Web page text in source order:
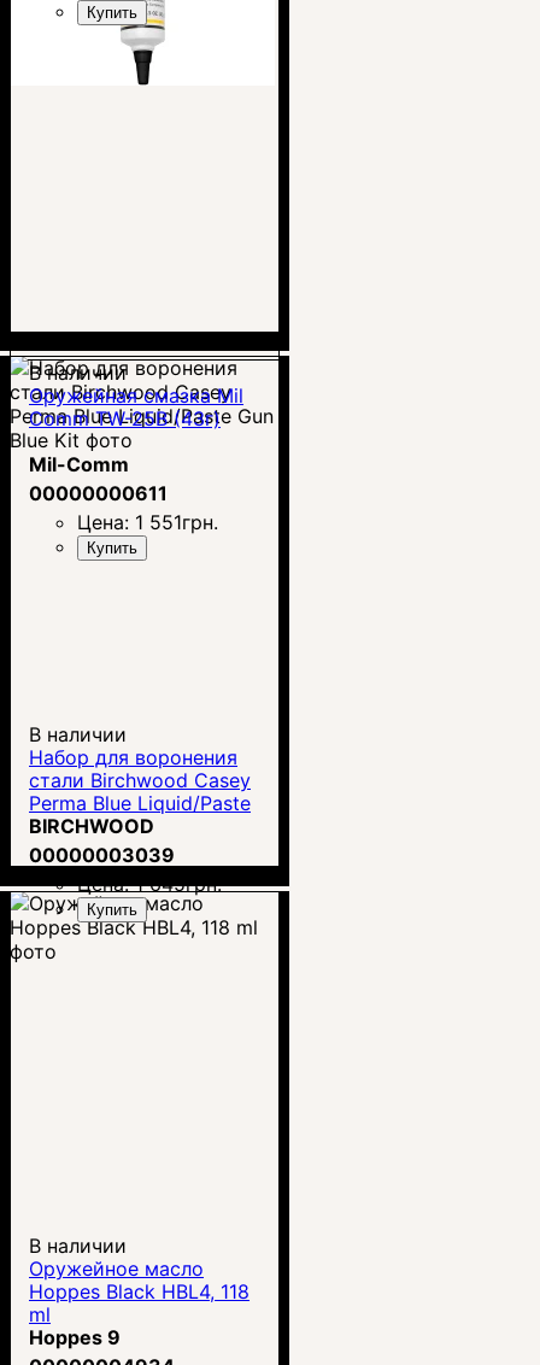
Купить
В наличии
Оружейная смазка Mil
Comm TW-25B (43г)
Mil-Comm
00000000611
Цена: 1 551грн.
Купить
В наличии
Набор для воронения
стали Birchwood Casey
Perma Blue Liquid/Paste
Gun Blue Kit
BIRCHWOOD
00000003039
Цена:1 645грн.
Купить
В наличии
Оружейное масло
Hoppes Black HBL4, 118
ml
Hoppes 9